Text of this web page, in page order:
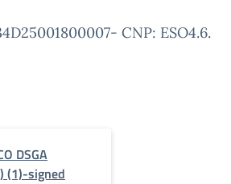
CNP: ESO4.6.
DSGA
(1)-signed